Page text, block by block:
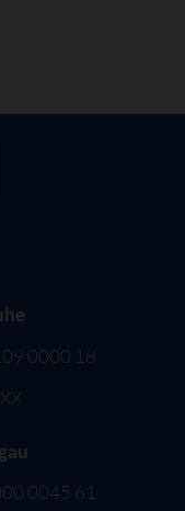
0000 18
0045 61